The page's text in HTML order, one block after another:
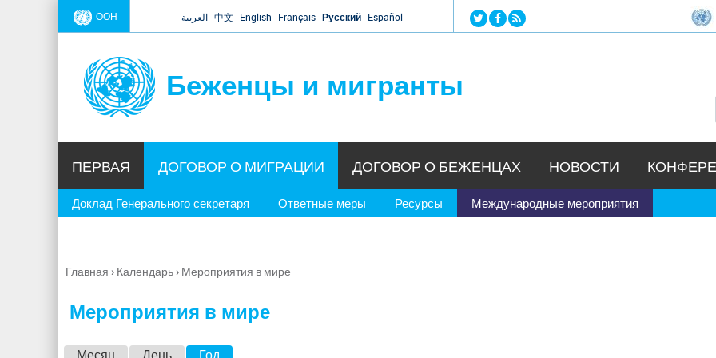
Jump to navigation
ООН العربية 中文 English Français Русский Español
Беженцы и мигранты
ПЕРВАЯ ДОГОВОР О МИГРАЦИИ
Доклад Генерального секретаря Ответные меры Ресурсы Международные мероприятия
ДОГОВОР О БЕЖЕНЦАХ НОВОСТИ
Вы
Главная › Календарь› Мероприятия в мире
Мероприятия в мире